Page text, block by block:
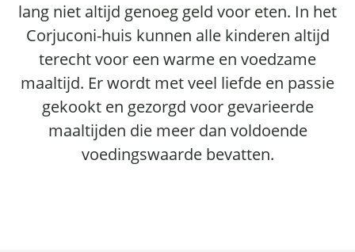
lang niet altijd genoeg geld voor eten. In het
Corjuconi-huis kunnen alle kinderen altijd
terecht voor een warme en voedzame
maaltijd. Er wordt met veel liefde en passie
gekookt en gezorgd voor gevarieerde
maaltijden die meer dan voldoende
voedingswaarde bevatten.